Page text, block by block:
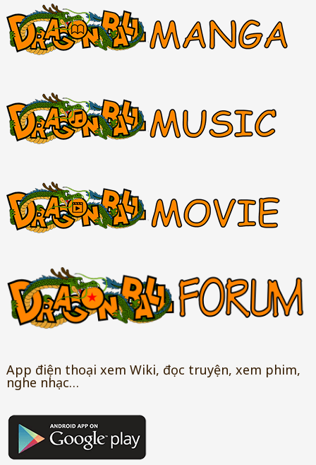
App điện thoại xem Wiki, đọc truyện, xem phim,
nghe nhạc…